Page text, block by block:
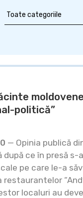
politică”
— Opinia publică
după ce în presă
pe care le-a
localuri au